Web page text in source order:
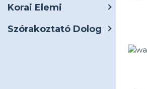
Korai Elemi
Szórakoztató Dolog